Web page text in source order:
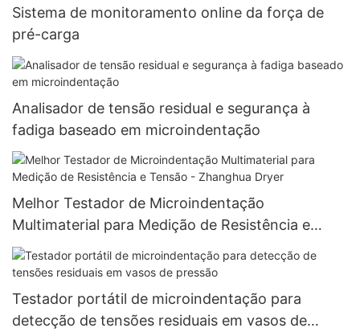
Sistema de monitoramento online da força de
pré-carga
Analisador de tensão residual e segurança à
fadiga baseado em microindentação
Melhor Testador de Microindentação
Multimaterial para Medição de Resistência e
Tensão - Zhanghua Dryer
Testador portátil de microindentação para
detecção de tensões residuais em vasos de